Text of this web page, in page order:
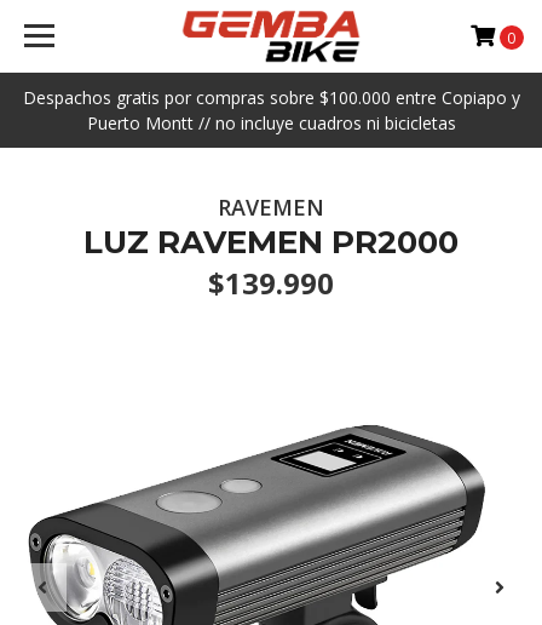
Despachos gratis por compras sobre $100.000 entre Copiapo y
Puerto Montt // no incluye cuadros ni bicicletas
0
RAVEMEN
LUZ RAVEMEN PR2000
$139.990